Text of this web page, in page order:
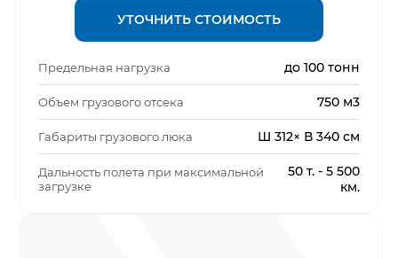
УТОЧНИТЬ СТОИМОСТЬ
Предельная нагрузка до 100 тонн
Объем грузового отсека 750 м3
Габариты грузового люка Ш 312× В 340 см
Дальность полета при максимальной
загрузке
50 т. - 5 500
км.